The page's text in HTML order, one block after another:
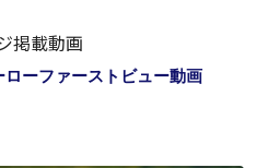
掲載動画
ーファーストビュー動画